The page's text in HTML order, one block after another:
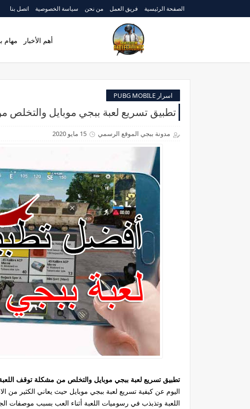
الصفحة الرئيسية فريق العمل من نحن سياسة الخصوصية اتصل بنا
أهم الأخبار مهام
اسرار PUBG MOBILE
تطبيق تسريع لعبة ببجي موبايل والتخلص
مدونة ببجي الموقع الرسمي 15 مايو 2020
تطبيق تسريع لعبة ببجي موبايل والتخلص من مشكلة توقف
اليوم عن كيفية تسريع لعبة ببجي موبايل حيث يعاني الكثير
اللعبة وتذبذب في رسوميات اللعبة أثناء العب بسبب موصفات